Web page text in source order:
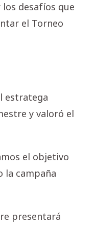
desafíos que
el Torneo
estratega
y valoró el
el objetivo
la campaña
presentará